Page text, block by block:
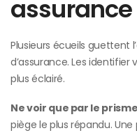
Plusieurs écueils guettent
d’assurance. Les
plus éclairé.
Ne voir que par le
piège le plus répandu.